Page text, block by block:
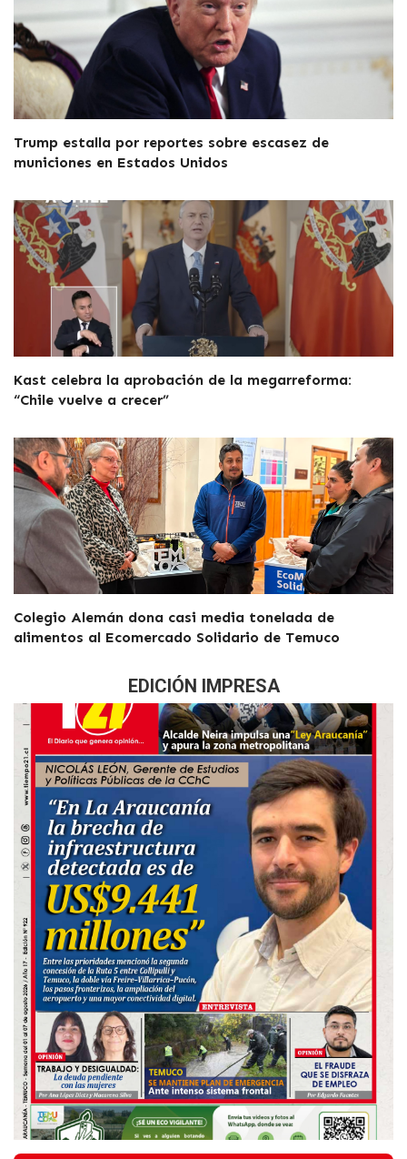
Trump estalla por reportes sobre escasez de
municiones en Estados Unidos
Kast celebra la aprobación de la megarreforma:
“Chile vuelve a crecer”
Colegio Alemán dona casi media tonelada de
alimentos al Ecomercado Solidario de Temuco
EDICIÓN IMPRESA